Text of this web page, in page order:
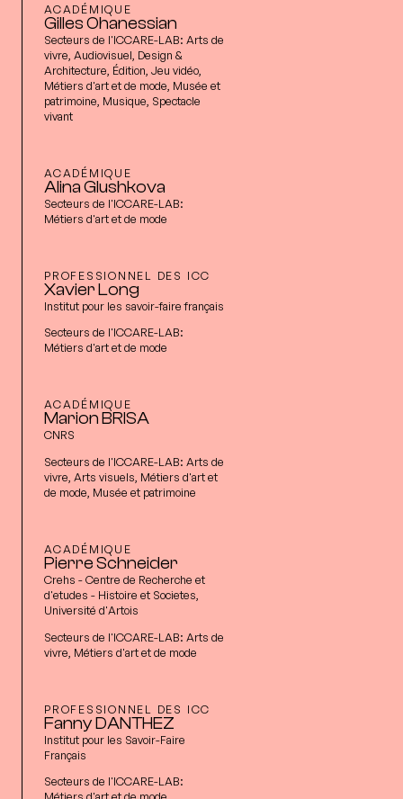
ACADÉMIQUE
Gilles Ohanessian
Secteurs de l'ICCARE-LAB: Arts de
vivre, Audiovisuel, Design &
Architecture, Édition, Jeu vidéo,
Métiers d'art et de mode, Musée et
patrimoine, Musique, Spectacle
vivant
ACADÉMIQUE
Alina Glushkova
Secteurs de l'ICCARE-LAB:
Métiers d'art et de mode
PROFESSIONNEL DES ICC
Xavier Long
Institut pour les savoir-faire français
Secteurs de l'ICCARE-LAB:
Métiers d'art et de mode
ACADÉMIQUE
Marion BRISA
CNRS
Secteurs de l'ICCARE-LAB: Arts de
vivre, Arts visuels, Métiers d'art et
de mode, Musée et patrimoine
ACADÉMIQUE
Pierre Schneider
Crehs - Centre de Recherche et
d'etudes - Histoire et Societes,
Université d'Artois
Secteurs de l'ICCARE-LAB: Arts de
vivre, Métiers d'art et de mode
PROFESSIONNEL DES ICC
Fanny DANTHEZ
Institut pour les Savoir-Faire
Français
Secteurs de l'ICCARE-LAB: